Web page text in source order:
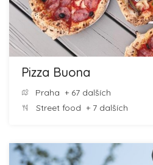
Pizza Buona
Praha + 67 dalších
Street food + 7 dalších